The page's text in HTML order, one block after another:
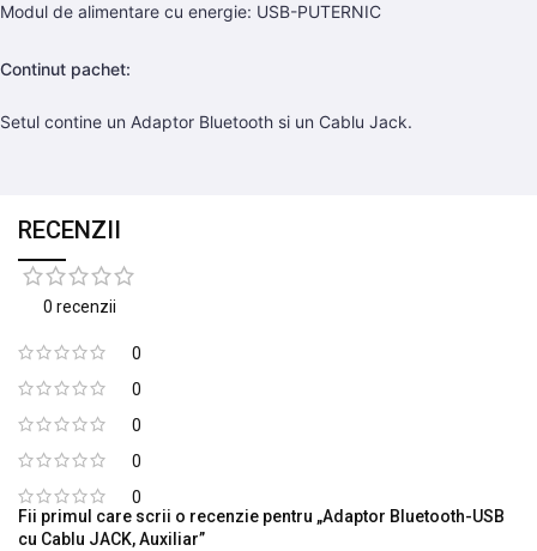
Modul de alimentare cu energie: USB-PUTERNIC
Continut pachet:
Setul contine un Adaptor Bluetooth si un Cablu Jack.
RECENZII
0 recenzii
0
0
0
0
0
Fii primul care scrii o recenzie pentru „Adaptor Bluetooth-USB
cu Cablu JACK, Auxiliar”